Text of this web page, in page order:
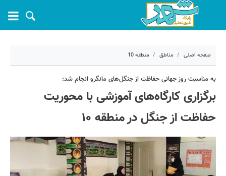
صفحه اصلی مناطق منطقه 10
کد مطلب:70736
به مناسبت روز جهانی حفاظت از جنگل‌های مانگرو انجام شد:
برگزاری کارگاه‌های آموزشی با محوریت
حفاظت از جنگل‌ در منطقه ۱۰